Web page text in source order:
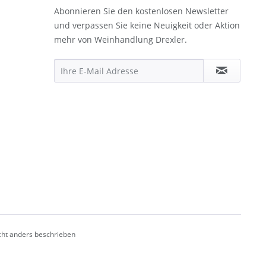
Abonnieren Sie den kostenlosen Newsletter
und verpassen Sie keine Neuigkeit oder Aktion
mehr von Weinhandlung Drexler.
anders beschrieben